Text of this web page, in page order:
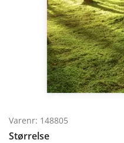
Varenr: 148805
Størrelse